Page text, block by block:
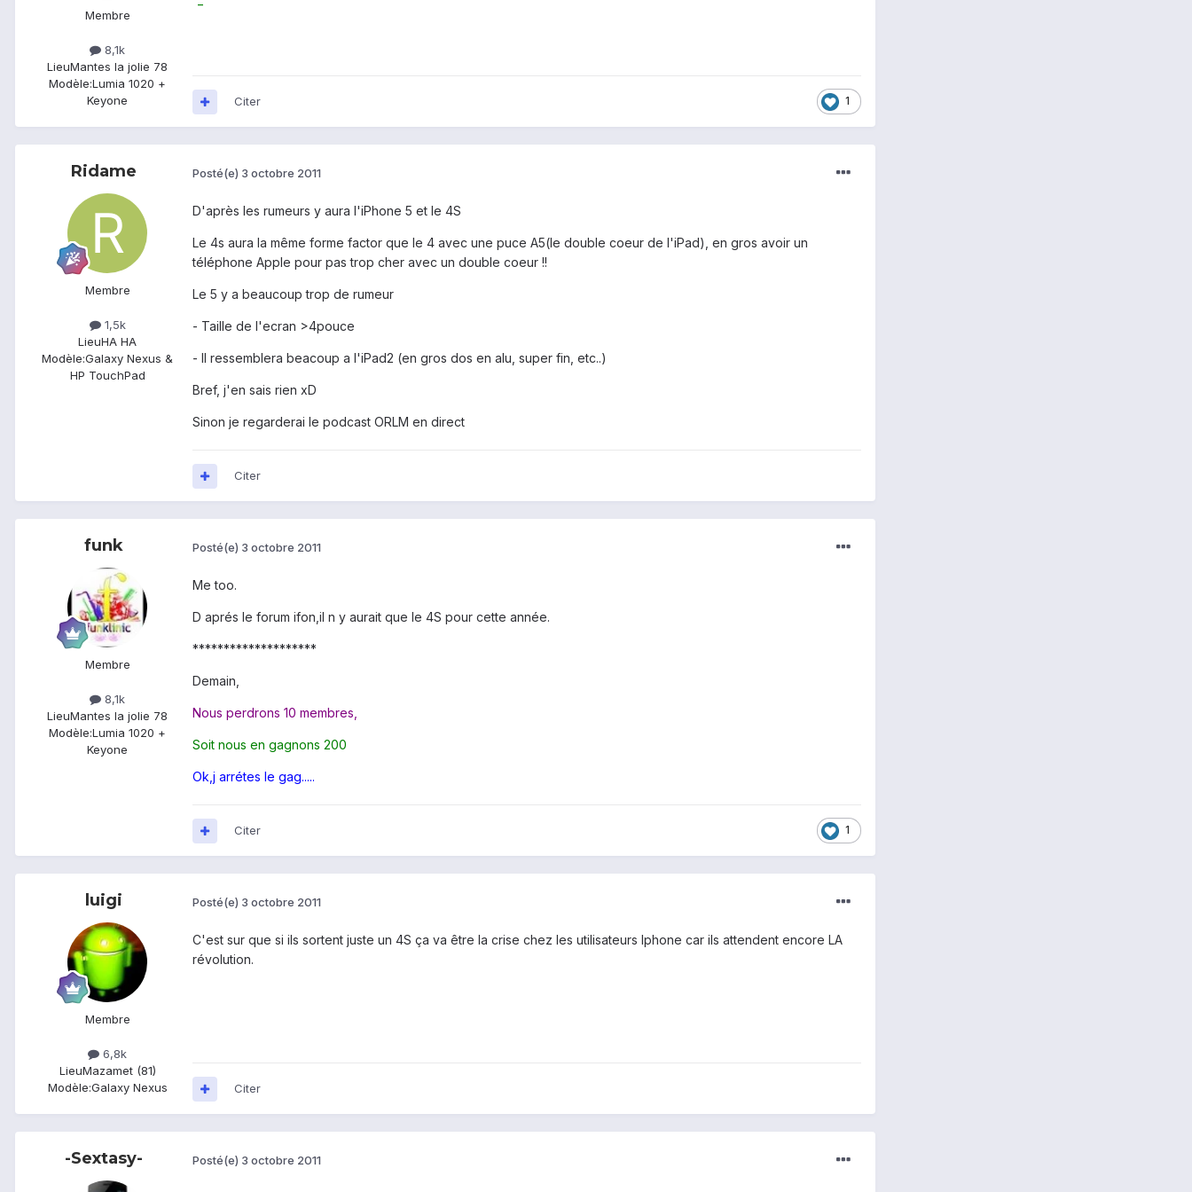
Membre
8,1k
LieuMantes la jolie 78
Modèle:Lumia 1020 +
Keyone
1
Citer
Ridame
Membre
1,5k
LieuHA HA
Modèle:Galaxy Nexus &
HP TouchPad
Posté(e) 3 octobre 2011
D'après les rumeurs y aura l'iPhone 5 et le 4S
Le 4s aura la même forme factor que le 4 avec une puce A5(le double coeur de l'iPad), en gros avoir un
téléphone Apple pour pas trop cher avec un double coeur !!
Le 5 y a beaucoup trop de rumeur
- Taille de l'ecran >4pouce
- Il ressemblera beacoup a l'iPad2 (en gros dos en alu, super fin, etc..)
Bref, j'en sais rien xD
Sinon je regarderai le podcast ORLM en direct
Citer
funk
Membre
8,1k
LieuMantes la jolie 78
Modèle:Lumia 1020 +
Keyone
Posté(e) 3 octobre 2011
Me too.
D aprés le forum ifon,il n y aurait que le 4S pour cette année.
********************
Demain,
Nous perdrons 10 membres,
Soit nous en gagnons 200
Ok,j arrétes le gag.....
1
Citer
luigi
Membre
6,8k
LieuMazamet (81)
Modèle:Galaxy Nexus
Posté(e) 3 octobre 2011
C'est sur que si ils sortent juste un 4S ça va être la crise chez les utilisateurs Iphone car ils attendent encore LA
révolution.
Citer
-Sextasy- Posté(e) 3 octobre 2011